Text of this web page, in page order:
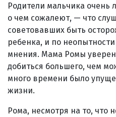
Родители мальчика очень
о чем сожалеют, — что
советовавших быть
ребенка, и по
мнения. Мама Ромы
добиться большего, чем
много времени было
жизни.
Рома, несмотря на то, что